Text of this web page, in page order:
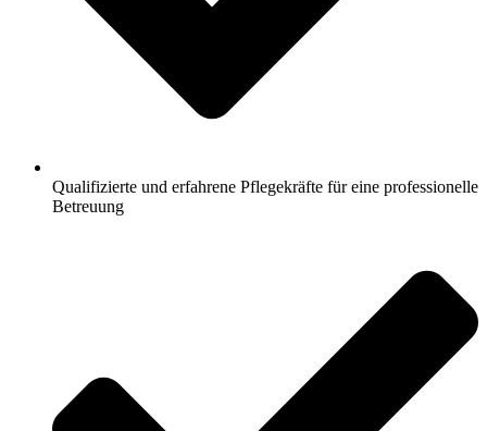
Qualifizierte und erfahrene Pflegekräfte für eine professionelle
Betreuung